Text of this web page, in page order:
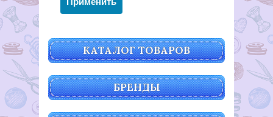
КАТАЛОГ ТОВАРОВ
БРЕНДЫ